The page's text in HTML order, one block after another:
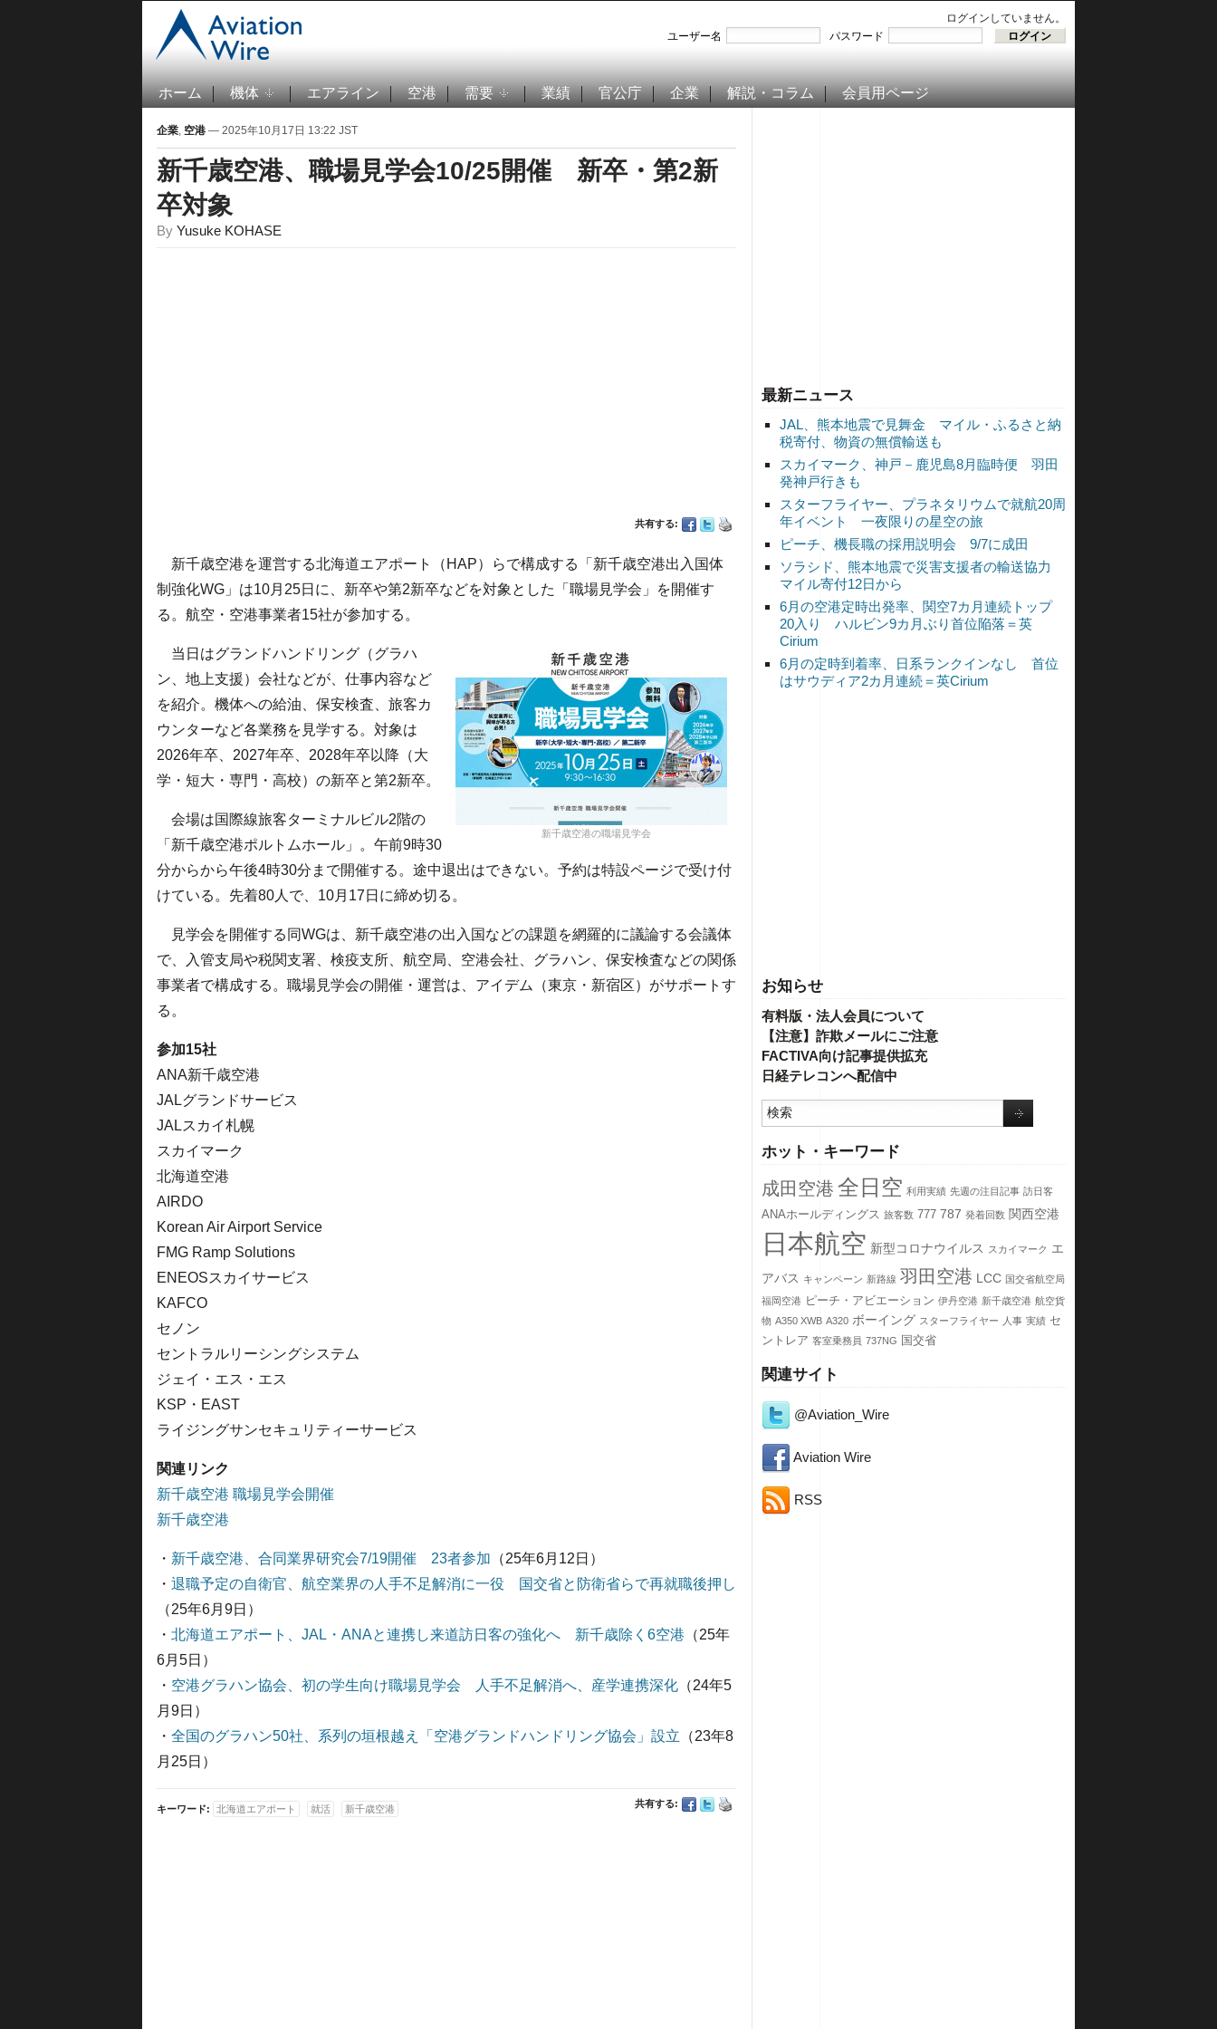
ログインしていません。
ユーザー名
パスワード
ホーム 機体 エアライン 空港 需要 業績 官公庁 企業 解説・コラム 会員用ページ
最新ニュース
JAL、熊本地震で見舞金 マイル・ふるさと納
税寄付、物資の無償輸送も
スカイマーク、神戸－鹿児島8月臨時便 羽田
発神戸行きも
スターフライヤー、プラネタリウムで就航20周
年イベント 一夜限りの星空の旅
ピーチ、機長職の採用説明会 9/7に成田
ソラシド、熊本地震で災害支援者の輸送協力
マイル寄付12日から
6月の空港定時出発率、関空7カ月連続トップ
20入り ハルビン9カ月ぶり首位陥落＝英
Cirium
6月の定時到着率、日系ランクインなし 首位
はサウディア2カ月連続＝英Cirium
お知らせ
有料版・法人会員について
【注意】詐欺メールにご注意
FACTIVA向け記事提供拡充
日経テレコンへ配信中
ホット・キーワード
成田空港 全日空 利用実績 先週の注目記事 訪日客
ANAホールディングス 旅客数 777 787 発着回数 関西空港
日本航空 新型コロナウイルス スカイマーク エ
アバス キャンペーン 新路線 羽田空港 LCC 国交省航空局
福岡空港 ピーチ・アビエーション 伊丹空港 新千歳空港 航空貨
物 A350 XWB A320 ボーイング スターフライヤー 人事 実績 セ
ントレア 客室乗務員 737NG 国交省
関連サイト
@Aviation_Wire
Aviation Wire
RSS
企業, 空港 — 2025年10月17日 13:22 JST
新千歳空港、職場見学会10/25開催 新卒・第2新
卒対象
By Yusuke KOHASE
共有する:
新千歳空港を運営する北海道エアポート（HAP）らで構成する「新千歳空港出入国体
制強化WG」は10月25日に、新卒や第2新卒などを対象とした「職場見学会」を開催す
る。航空・空港事業者15社が参加する。
新千歳空港の職場見学会
当日はグランドハンドリング（グラハ
ン、地上支援）会社などが、仕事内容など
を紹介。機体への給油、保安検査、旅客カ
ウンターなど各業務を見学する。対象は
2026年卒、2027年卒、2028年卒以降（大
学・短大・専門・高校）の新卒と第2新卒。
会場は国際線旅客ターミナルビル2階の
「新千歳空港ポルトムホール」。午前9時30
分からから午後4時30分まで開催する。途中退出はできない。予約は特設ページで受け付
けている。先着80人で、10月17日に締め切る。
見学会を開催する同WGは、新千歳空港の出入国などの課題を網羅的に議論する会議体
で、入管支局や税関支署、検疫支所、航空局、空港会社、グラハン、保安検査などの関係
事業者で構成する。職場見学会の開催・運営は、アイデム（東京・新宿区）がサポートす
る。
参加15社
ANA新千歳空港
JALグランドサービス
JALスカイ札幌
スカイマーク
北海道空港
AIRDO
Korean Air Airport Service
FMG Ramp Solutions
ENEOSスカイサービス
KAFCO
セノン
セントラルリーシングシステム
ジェイ・エス・エス
KSP・EAST
ライジングサンセキュリティーサービス
関連リンク
新千歳空港 職場見学会開催
新千歳空港
・ 新千歳空港、合同業界研究会7/19開催 23者参加 （25年6月12日）
・ 退職予定の自衛官、航空業界の人手不足解消に一役 国交省と防衛省らで再就職後押し
（25年6月9日）
・ 北海道エアポート、JAL・ANAと連携し来道訪日客の強化へ 新千歳除く6空港 （25年
6月5日）
・ 空港グラハン協会、初の学生向け職場見学会 人手不足解消へ、産学連携深化 （24年5
月9日）
・ 全国のグラハン50社、系列の垣根越え「空港グランドハンドリング協会」設立 （23年8
月25日）
共有する:
キーワード: 北海道エアポート 就活 新千歳空港